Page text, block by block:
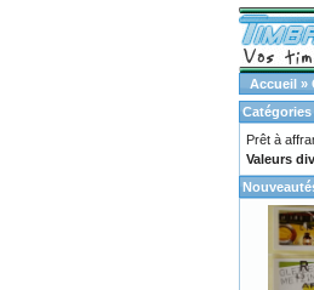
Accueil »
Catégories
Prêt à
Valeurs